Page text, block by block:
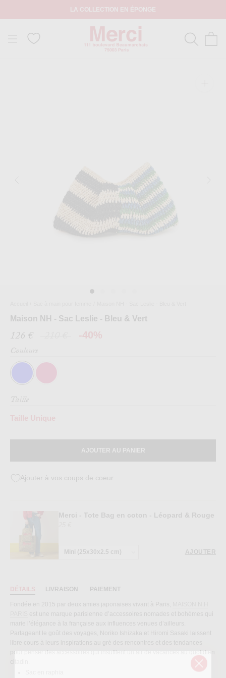
LA COLLECTION EN ÉPONGE
Maison NH - Sac Leslie - Bleu & Vert
126 € -40%
Couleurs
Taille
Taille Unique
AJOUTER AU PANIER
Ajouter à vos coups de coeur
Merci - Tote Bag en coton - Léopard & Rouge
AJOUTER
DÉTAILS LIVRAISON PAIEMENT
Fondée en 2015 par deux amies japonaises vivant à Paris,
est une marque parisienne d’accessoires nomades et bohèmes qui
marie l’élégance à la française aux influences venues d’ailleurs.
Partageant le goût des voyages, Noriko Ishizaka et Hiromi Sasaki laissent
libre cours à leurs inspirations au gré des rencontres et des tendances
pour penser des accessoires qui insufflent un air de vacances au quotidien